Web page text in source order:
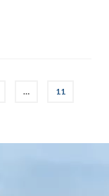
… 11